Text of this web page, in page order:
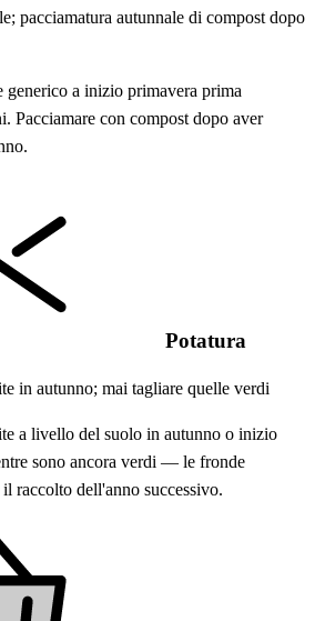
pacciamatura autunnale di compost dopo
a inizio primavera prima
Pacciamare con compost dopo aver
Potatura
in autunno; mai tagliare quelle verdi
a livello del suolo in autunno o inizio
sono ancora verdi — le fronde
raccolto dell'anno successivo.